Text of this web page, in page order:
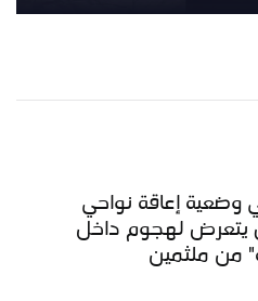
إعاقة نواحي
لهجوم داخل
من ملثمين